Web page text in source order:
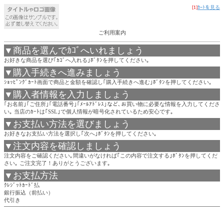
[1]ｶｰﾄを見る
ご利用案内
▼商品を選んでｶｺﾞへいれましょう
お好きな商品を選び｢ｶｺﾞへ入れる｣ﾎﾞﾀﾝを押してください｡
▼購入手続きへ進みましょう
ｼｮｯﾋﾟﾝｸﾞｶｰﾄ画面で商品と金額を確認し｢購入手続きへ進む｣ﾎﾞﾀﾝを押してください｡
▼購入者情報を入力しましょう
｢お名前｣｢ご住所｣｢電話番号｣｢ﾒｰﾙｱﾄﾞﾚｽ｣など､お買い物に必要な情報を入力してくださ
い｡ 当店のｶｰﾄは｢SSL｣で個人情報が暗号化されているため安心です｡
▼お支払い方法を選びましょう
お好きなお支払い方法を選択し｢次へ｣ﾎﾞﾀﾝを押してください｡
▼注文内容を確認しましょう
注文内容をご確認ください｡間違いがなければ｢この内容で注文する｣ﾎﾞﾀﾝを押してくだ
さい｡ ご注文完了！ありがとうございます｡
▼お支払方法
ｸﾚｼﾞｯﾄｶｰﾄﾞ払
銀行振込（前払い）
代引き